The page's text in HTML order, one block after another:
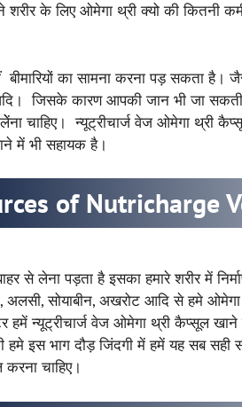
के लिए ओमेगा थ्री क्यो की कितनी
का सामना करना पड़ सकता
जिसके कारण आपकी जान भी जा
चाहिए। न्यूट्रीचार्ज वेज ओमेगा थ्री
में भी सहायक है।
of Nutricharge
से लेना पड़ता है इसका हमारे शरीर में
अलसी, सोयाबीन, अखरोट आदि से हमे
हमें न्यूट्रीचार्ज वेज ओमेगा थ्री कैप्सूल
हमे इस भाग दौड़ जिंदगी में हमें यह सब
चाहिए।